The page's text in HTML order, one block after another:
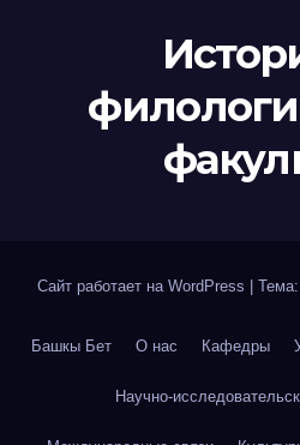
Сайт работает на WordPress |
Башкы Бет О нас Кафедры
Научно-